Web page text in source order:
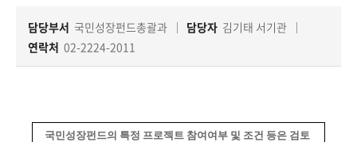
담당부서 국민성장펀드총괄과 담당자 김기태 서기관
연락처 02-2224-2011
국민성장펀드의 특정 프로젝트 참여여부 및 조건 등은 검토